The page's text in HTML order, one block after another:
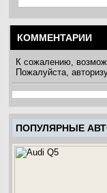
КОММЕНТАРИИ
К сожалению,
Пожалуйста,
ПОПУЛЯРНЫЕ